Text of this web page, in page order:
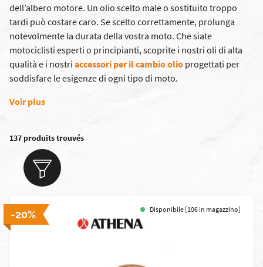
dell’albero motore. Un olio scelto male o sostituito troppo
tardi può costare caro. Se scelto correttamente, prolunga
notevolmente la durata della vostra moto. Che siate
motociclisti esperti o principianti, scoprite i nostri oli di alta
qualità e i nostri accessori per il cambio olio progettati per
soddisfare le esigenze di ogni tipo di moto.
Voir plus
137 produits trouvés
-20% Disponibile [106 in magazzino]